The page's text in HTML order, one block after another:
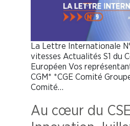
La Lettre Internationale
vitesses Actualités S1 du
Européen Vos
CGM* *CGE Comité
Comité…
Au cœur du